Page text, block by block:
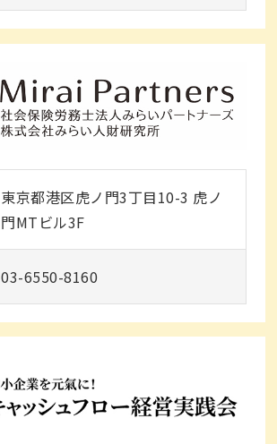
東京都港区虎ノ門3丁目10-3 虎ノ
門MTビル3F
03-6550-8160